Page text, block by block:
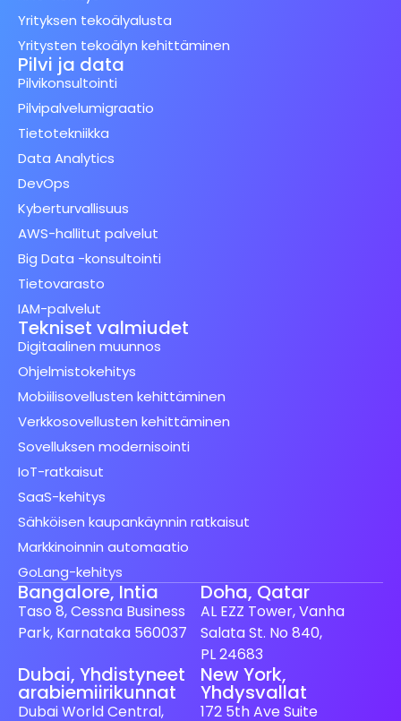
Yrityksen tekoälyalusta
Yritysten tekoälyn kehittäminen
Pilvi ja data
Pilvikonsultointi
Pilvipalvelumigraatio
Tietotekniikka
Data Analytics
DevOps
Kyberturvallisuus
AWS-hallitut palvelut
Big Data -konsultointi
Tietovarasto
IAM-palvelut
Tekniset valmiudet
Digitaalinen muunnos
Ohjelmistokehitys
Mobiilisovellusten kehittäminen
Verkkosovellusten kehittäminen
Sovelluksen modernisointi
IoT-ratkaisut
SaaS-kehitys
Sähköisen kaupankäynnin ratkaisut
Markkinoinnin automaatio
GoLang-kehitys
Bangalore, Intia
Taso 8, Cessna Business
Park, Karnataka 560037
Doha, Qatar
AL EZZ Tower, Vanha
Salata St. No 840,
PL 24683
Dubai, Yhdistyneet
arabiemiirikunnat
Dubai World Central,
New York,
Yhdysvallat
172 5th Ave Suite
Spanish (Spain)